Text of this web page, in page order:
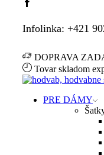
Facebook
Infolinka: +421
DOPRAVA
Tovar skladom
PRE DÁMY